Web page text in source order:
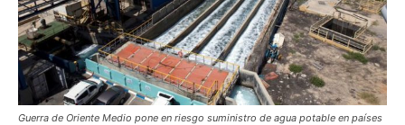
Guerra de Oriente Medio pone en riesgo suministro de agua potable en países